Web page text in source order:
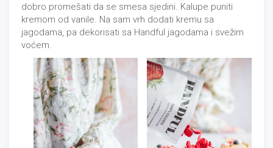
dobro promešati da se smesa sjedini. Kalupe puniti
kremom od vanile. Na sam vrh dodati kremu sa
jagodama, pa dekorisati sa Handful jagodama i svežim
voćem.